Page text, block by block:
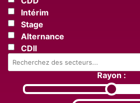
Intérim
Stage
Alternance
CDII
Rayon :